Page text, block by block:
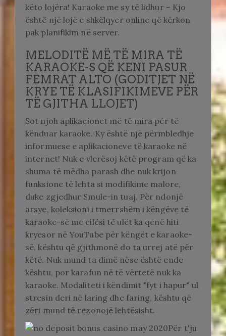
këto lojëra! Karaoke me sy të lidhur – Kjo
është një lojë e shkëlqyer online që kërkon
pak planifikim në server.
MELODITË MË TË MIRA TË
KARAOKE-S QË KENI PASUR
FEMRAT ALTO (GODITJET NË
KRYE TË KLASIFIKIMEVE PËR
TË GJITHA LLOJET)
Sot njoh aplikacionet më të mira për të
kënduar karaoke. Ky është një përmbledhje
informuese e aplikacioneve të karaoke në
internet! Nuk e vlerësoj këtë program që ka
shuma të mëdha parash dhe nuk krijon
funksione të lehta si modifikime malore,
duke zgjedhur Smule-in tuaj. Për ndonjë
arsye, koleksioni i tmerrshëm i këngëve të
karaoke-së me cilësi të ulët ka qenë hiti
kryesor në YouTube për këngët e karaoke-
së, kështu që gjithmonë do ta urrej atë për
këtë. Nuk mund ta dimë nëse është ende
kështu, por karafun në të vërtetë nuk ka
karaoke. Modaliteti i këndimit "fyt i hapur" ul
stresin deri në laring dhe faring, kështu që
zëri mund të rezonojë lehtësisht.
Për t'ju